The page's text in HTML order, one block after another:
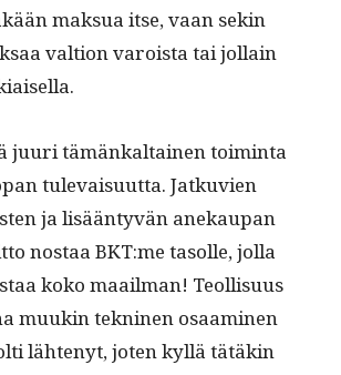
mak­sua itse, vaan sekin
val­tion varoista tai jol­lain
juuri tämänkaltainen toim­inta
tule­vaisu­ut­ta. Jatku­vien
ja lisään­tyvän anekau­pan
nos­taa BKT:me tasolle, jol­la
koko maail­man! Teol­lisu­us
muukin tekni­nen osaami­nen
läht­enyt, joten kyl­lä tätäkin